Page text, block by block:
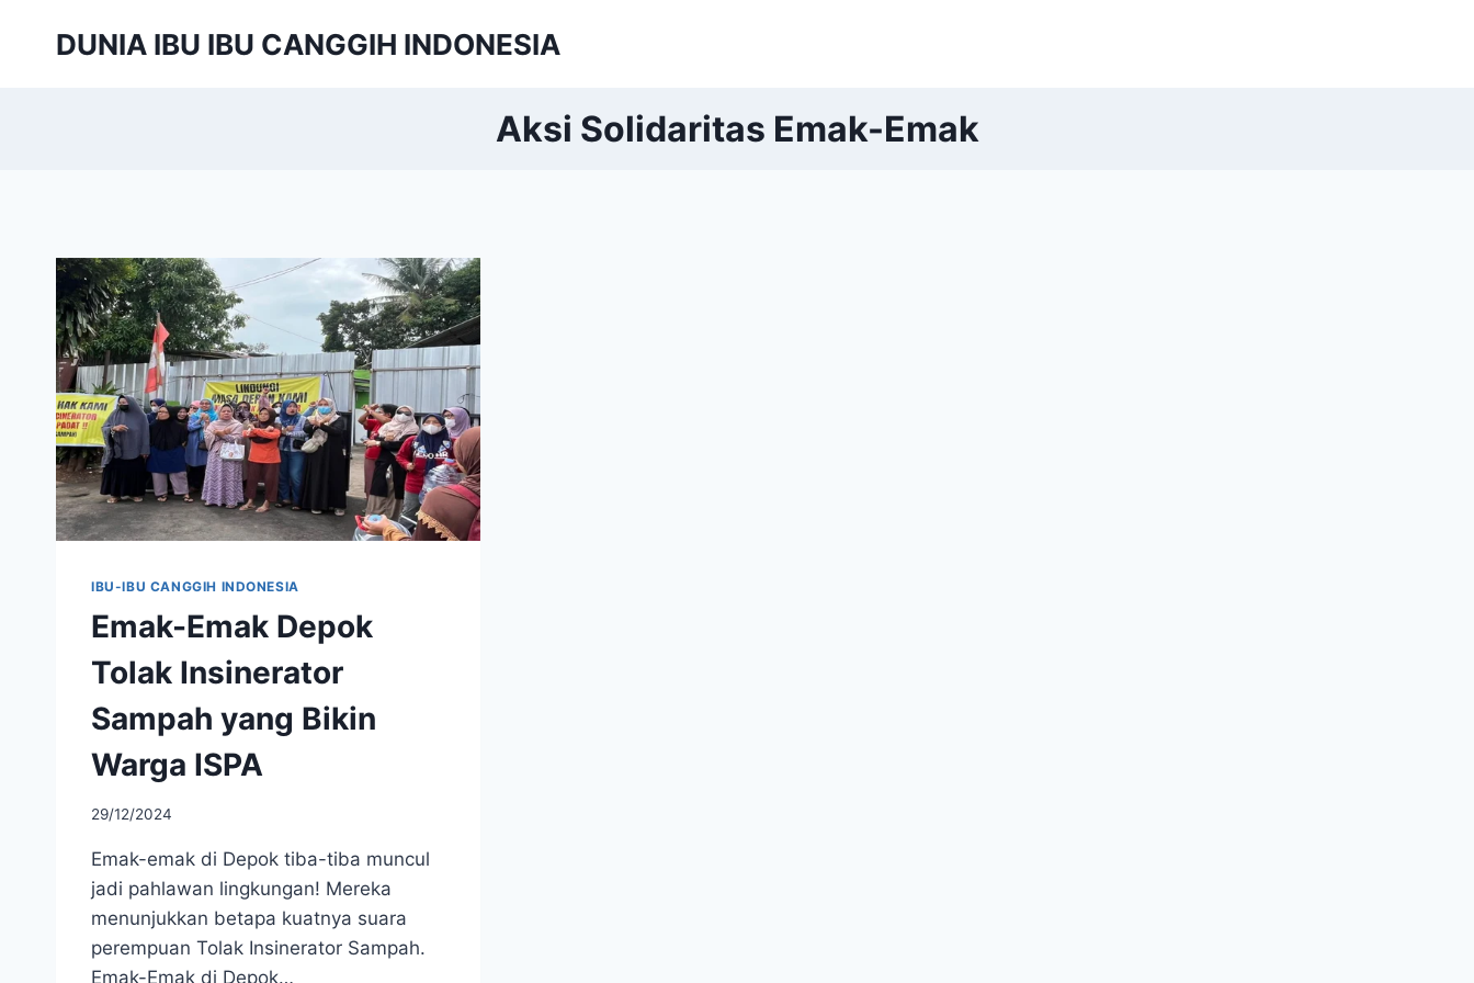
DUNIA IBU IBU CANGGIH INDONESIA
Aksi Solidaritas Emak-Emak
IBU-IBU CANGGIH INDONESIA
Emak-Emak Depok
Tolak Insinerator
Sampah yang Bikin
Warga ISPA
29/12/2024
Emak-emak di Depok tiba-tiba muncul
jadi pahlawan lingkungan! Mereka
menunjukkan betapa kuatnya suara
perempuan Tolak Insinerator Sampah.
Emak-Emak di Depok…